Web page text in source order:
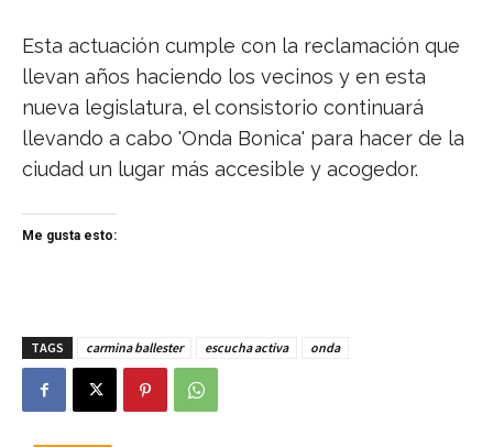
Esta actuación cumple con la reclamación que
llevan años haciendo los vecinos y en esta
nueva legislatura, el consistorio continuará
llevando a cabo 'Onda Bonica' para hacer de la
ciudad un lugar más accesible y acogedor.
Me gusta esto:
TAGS carmina ballester escucha activa onda